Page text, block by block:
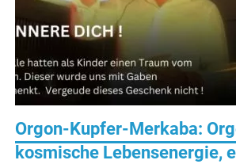
Orgon-Kupfer-Merkaba:
kosmische Lebensenergie,